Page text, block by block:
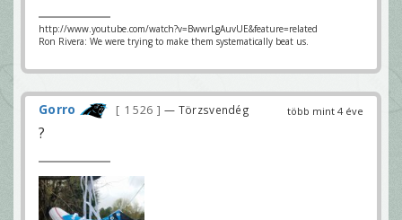
http://www.youtube.com/watch?v=BwwrLgAuvUE&feature=related
Ron Rivera: We were trying to make them systematically beat us.
több mint 4 éve
Gorro 1 526 — Törzsvendég
?